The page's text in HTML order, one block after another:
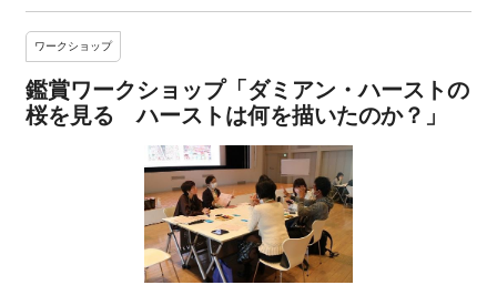
ワークショップ
鑑賞ワークショップ「ダミアン・ハーストの
桜を見る ハーストは何を描いたのか？」